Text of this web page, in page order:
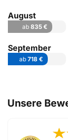
August
ab 835 €
September
ab 718 €
Unsere